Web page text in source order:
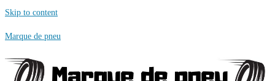
Skip to content
Marque de pneu